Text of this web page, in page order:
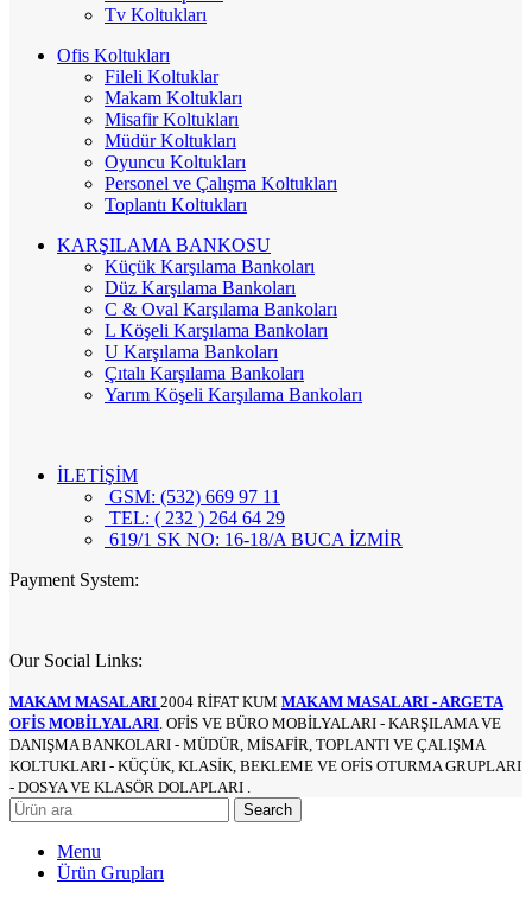
Tv Koltukları
Ofis Koltukları
Fileli Koltuklar
Makam Koltukları
Misafir Koltukları
Müdür Koltukları
Oyuncu Koltukları
Personel ve Çalışma Koltukları
Toplantı Koltukları
KARŞILAMA BANKOSU
Küçük Karşılama Bankoları
Düz Karşılama Bankoları
C & Oval Karşılama Bankoları
L Köşeli Karşılama Bankoları
U Karşılama Bankoları
Çıtalı Karşılama Bankoları
Yarım Köşeli Karşılama Bankoları
İLETİŞİM
GSM: (532) 669 97 11
TEL: ( 232 ) 264 64 29
619/1 SK NO: 16-18/A BUCA İZMİR
Payment System:
Our Social Links:
MAKAM MASALARI 2004 RİFAT KUM MAKAM MASALARI - ARGETA
OFİS MOBİLYALARI . OFİS VE BÜRO MOBİLYALARI - KARŞILAMA VE
DANIŞMA BANKOLARI - MÜDÜR, MİSAFİR, TOPLANTI VE ÇALIŞMA
KOLTUKLARI - KÜÇÜK, KLASİK, BEKLEME VE OFİS OTURMA GRUPLARI
- DOSYA VE KLASÖR DOLAPLARI .
Search
Menu
Ürün Grupları